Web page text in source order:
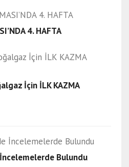
4. HAFTA
İçin İLK KAZMA
İncelemelerde Bulundu